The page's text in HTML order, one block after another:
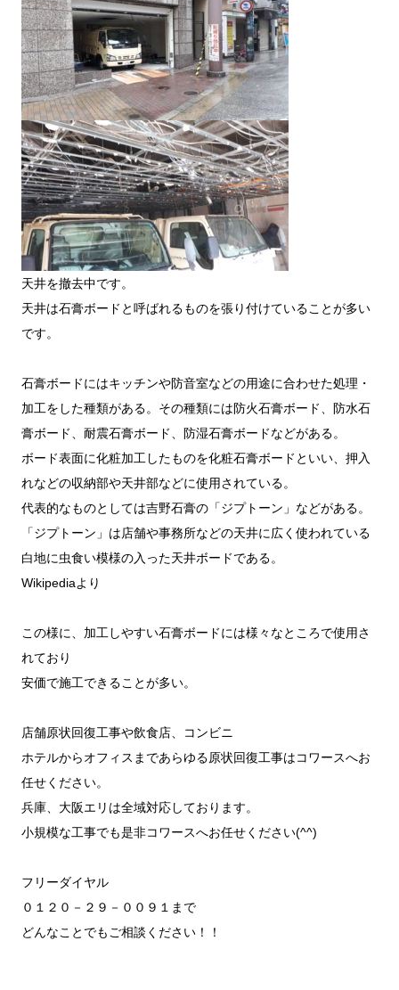
天井を撤去中です。
天井は石膏ボードと呼ばれるものを張り付けていることが多い
です。
石膏ボードにはキッチンや防音室などの用途に合わせた処理・
加工をした種類がある。その種類には防火石膏ボード、防水石
膏ボード、耐震石膏ボード、防湿石膏ボードなどがある。
ボード表面に化粧加工したものを化粧石膏ボードといい、押入
れなどの収納部や天井部などに使用されている。
代表的なものとしては吉野石膏の「ジプトーン」などがある。
「ジプトーン」は店舗や事務所などの天井に広く使われている
白地に虫食い模様の入った天井ボードである。
Wikipediaより
この様に、加工しやすい石膏ボードには様々なところで使用さ
れており
安価で施工できることが多い。
店舗原状回復工事や飲食店、コンビニ
ホテルからオフィスまであらゆる原状回復工事はコワースへお
任せください。
兵庫、大阪エリは全域対応しております。
小規模な工事でも是非コワースへお任せください(^^)
フリーダイヤル
０１２０－２９－００９１まで
どんなことでもご相談ください！！